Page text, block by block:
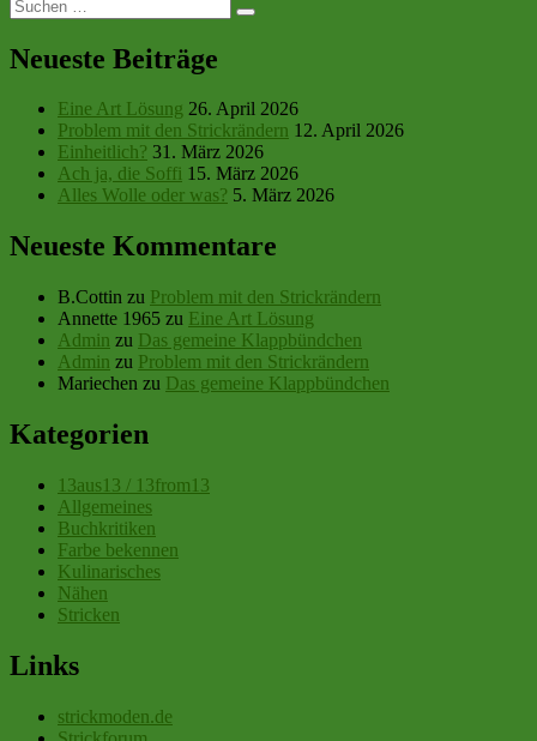
nach:
Suchen
Neueste Beiträge
Eine Art Lösung 26. April 2026
Problem mit den Strickrändern 12. April 2026
Einheitlich? 31. März 2026
Ach ja, die Soffi 15. März 2026
Alles Wolle oder was? 5. März 2026
Neueste Kommentare
B.Cottin zu Problem mit den Strickrändern
Annette 1965 zu Eine Art Lösung
Admin zu Das gemeine Klappbündchen
Admin zu Problem mit den Strickrändern
Mariechen zu Das gemeine Klappbündchen
Kategorien
13aus13 / 13from13
Allgemeines
Buchkritiken
Farbe bekennen
Kulinarisches
Nähen
Stricken
Links
strickmoden.de